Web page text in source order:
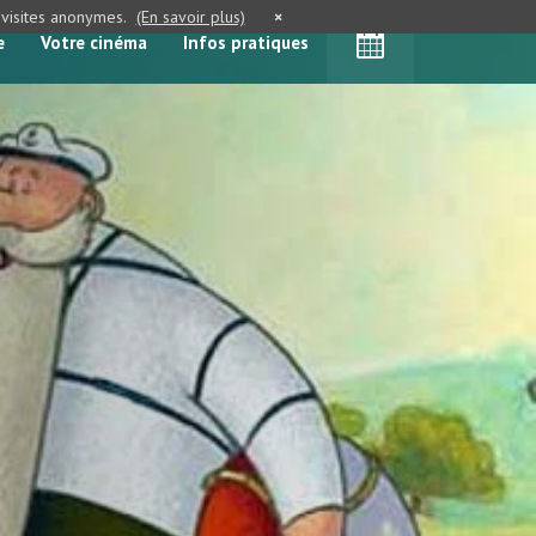
Votre cinéma Infos pratiques
anonymes. (En savoir plus) ×